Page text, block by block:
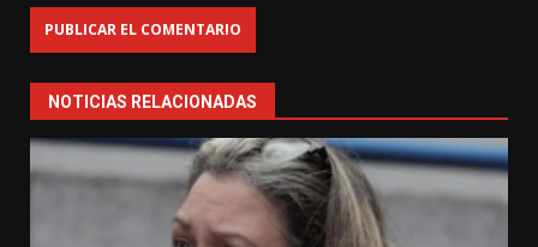
NOTICIAS RELACIONADAS